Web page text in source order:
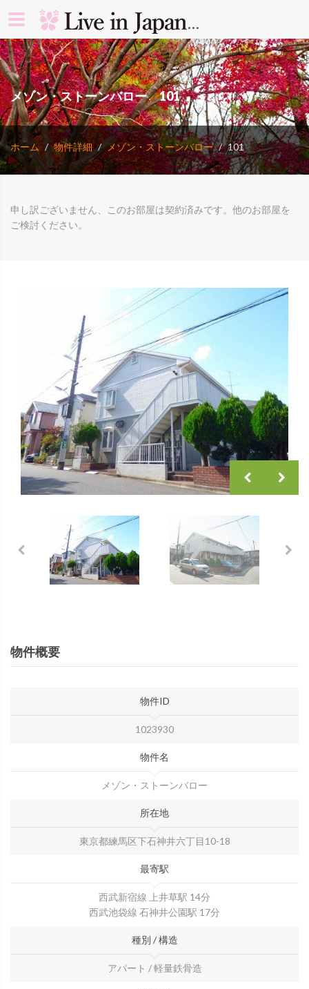
メゾン・ストーンバロー 101
ホーム 物件詳細 メゾン・ストーンバロー 101
申し訳ございません、このお部屋は契約済みです。他のお部屋を
ご検討ください。
物件概要
物件ID
1023930
物件名
メゾン・ストーンバロー
所在地
東京都練馬区下石神井六丁目10-18
最寄駅
西武新宿線 上井草駅 14分
西武池袋線 石神井公園駅 17分
種別 / 構造
アパート / 軽量鉄骨造